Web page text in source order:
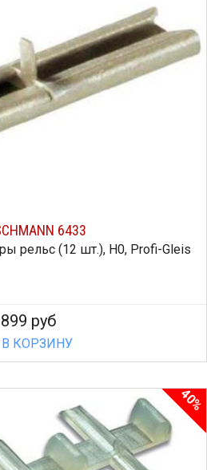
6433
рельс (12 шт.), H0, Profi-Gleis
899 руб
КОРЗИНУ
40%